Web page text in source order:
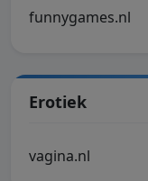
funnygames.nl
Erotiek
vagina.nl